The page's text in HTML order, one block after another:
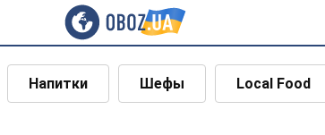
Напитки Шефы Local Food